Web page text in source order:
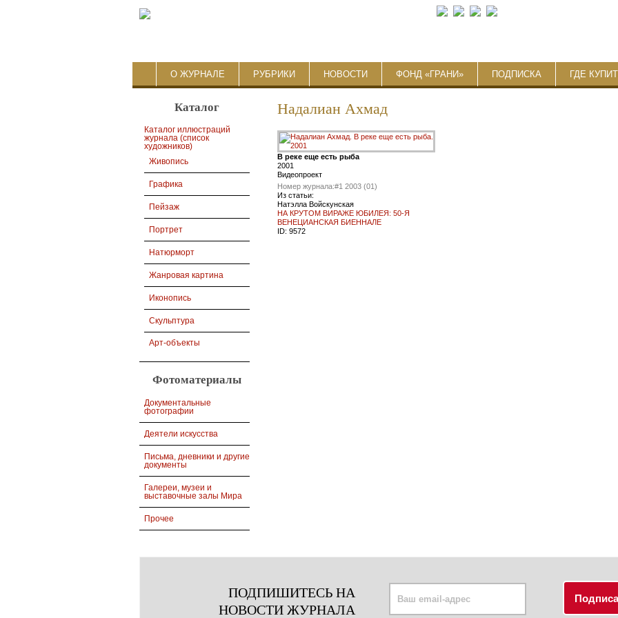
О ЖУРНАЛЕ РУБРИКИ НОВОСТИ ФОНД «ГРАНИ» ПОДПИСКА ГДЕ
Каталог
Каталог иллюстраций
журнала (список
художников)
Живопись
Графика
Пейзаж
Портрет
Натюрморт
Жанровая картина
Иконопись
Скульптура
Арт-объекты
Фотоматериалы
Документальные
фотографии
Деятели искусства
Письма, дневники и другие
документы
Галереи, музеи и
выставочные залы Мира
Прочее
Надалиан Ахмад
В реке еще есть рыба
2001
Видеопроект
Номер журнала:#1 2003 (01)
Из статьи:
Натэлла Войскунская
НА КРУТОМ ВИРАЖЕ ЮБИЛЕЯ: 50-Я
ВЕНЕЦИАНСКАЯ БИЕННАЛЕ
ID: 9572
ПОДПИШИТЕСЬ НА
НОВОСТИ ЖУРНАЛА